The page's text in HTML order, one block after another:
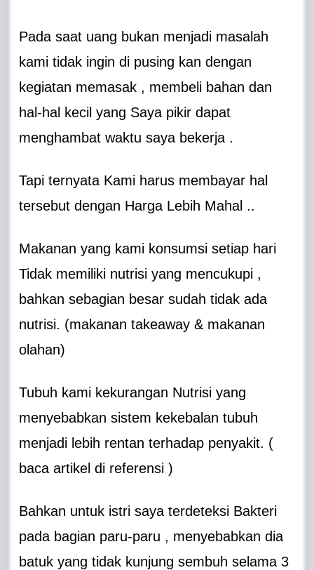
Pada saat uang bukan menjadi masalah
kami tidak ingin di pusing kan dengan
kegiatan memasak , membeli bahan dan
hal-hal kecil yang Saya pikir dapat
menghambat waktu saya bekerja .
Tapi ternyata Kami harus membayar hal
tersebut dengan Harga Lebih Mahal ..
Makanan yang kami konsumsi setiap hari
Tidak memiliki nutrisi yang mencukupi ,
bahkan sebagian besar sudah tidak ada
nutrisi. (makanan takeaway & makanan
olahan)
Tubuh kami kekurangan Nutrisi yang
menyebabkan sistem kekebalan tubuh
menjadi lebih rentan terhadap penyakit. (
baca artikel di referensi )
Bahkan untuk istri saya terdeteksi Bakteri
pada bagian paru-paru , menyebabkan dia
batuk yang tidak kunjung sembuh selama 3